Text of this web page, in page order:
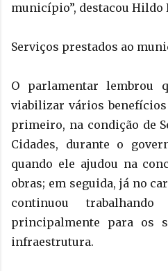
município”, destacou Hildo
Serviços prestados ao
O parlamentar lembrou
viabilizar vários
primeiro, na condição de
Cidades, durante o
quando ele ajudou na
obras; em seguida, já no
continuou
principalmente para os
infraestrutura.